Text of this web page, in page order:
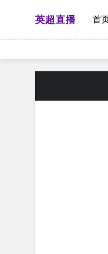
英超直播 首